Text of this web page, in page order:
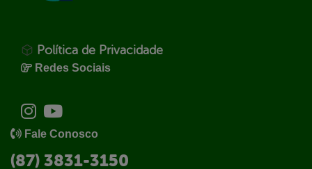
Política de Privacidade
Redes Sociais
Fale Conosco
(87) 3831-3150